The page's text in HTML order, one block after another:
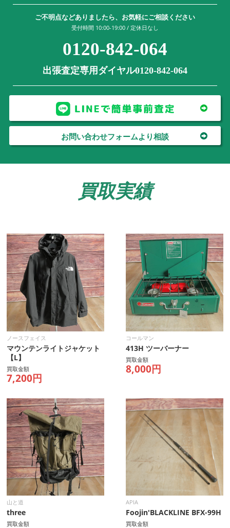
ご不明点などありましたら、お気軽にご相談ください
受付時間 10:00-19:00 / 定休日なし
0120-842-064
出張査定専用ダイヤル0120-842-064
お問い合わせフォームより相談
買取実績
ノースフェイス
マウンテンライトジャケット
【L】
買取金額
7,200円
コールマン
413H ツーバーナー
買取金額
8,000円
山と道
three
買取金額
APIA
Foojin'BLACKLINE BFX-99H
買取金額